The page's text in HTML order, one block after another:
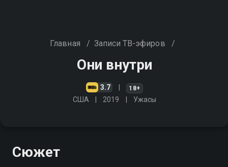
Главная / Записи ТВ-эфиров /
Они внутри
3.7 18+
США 2019 Ужасы
Сюжет